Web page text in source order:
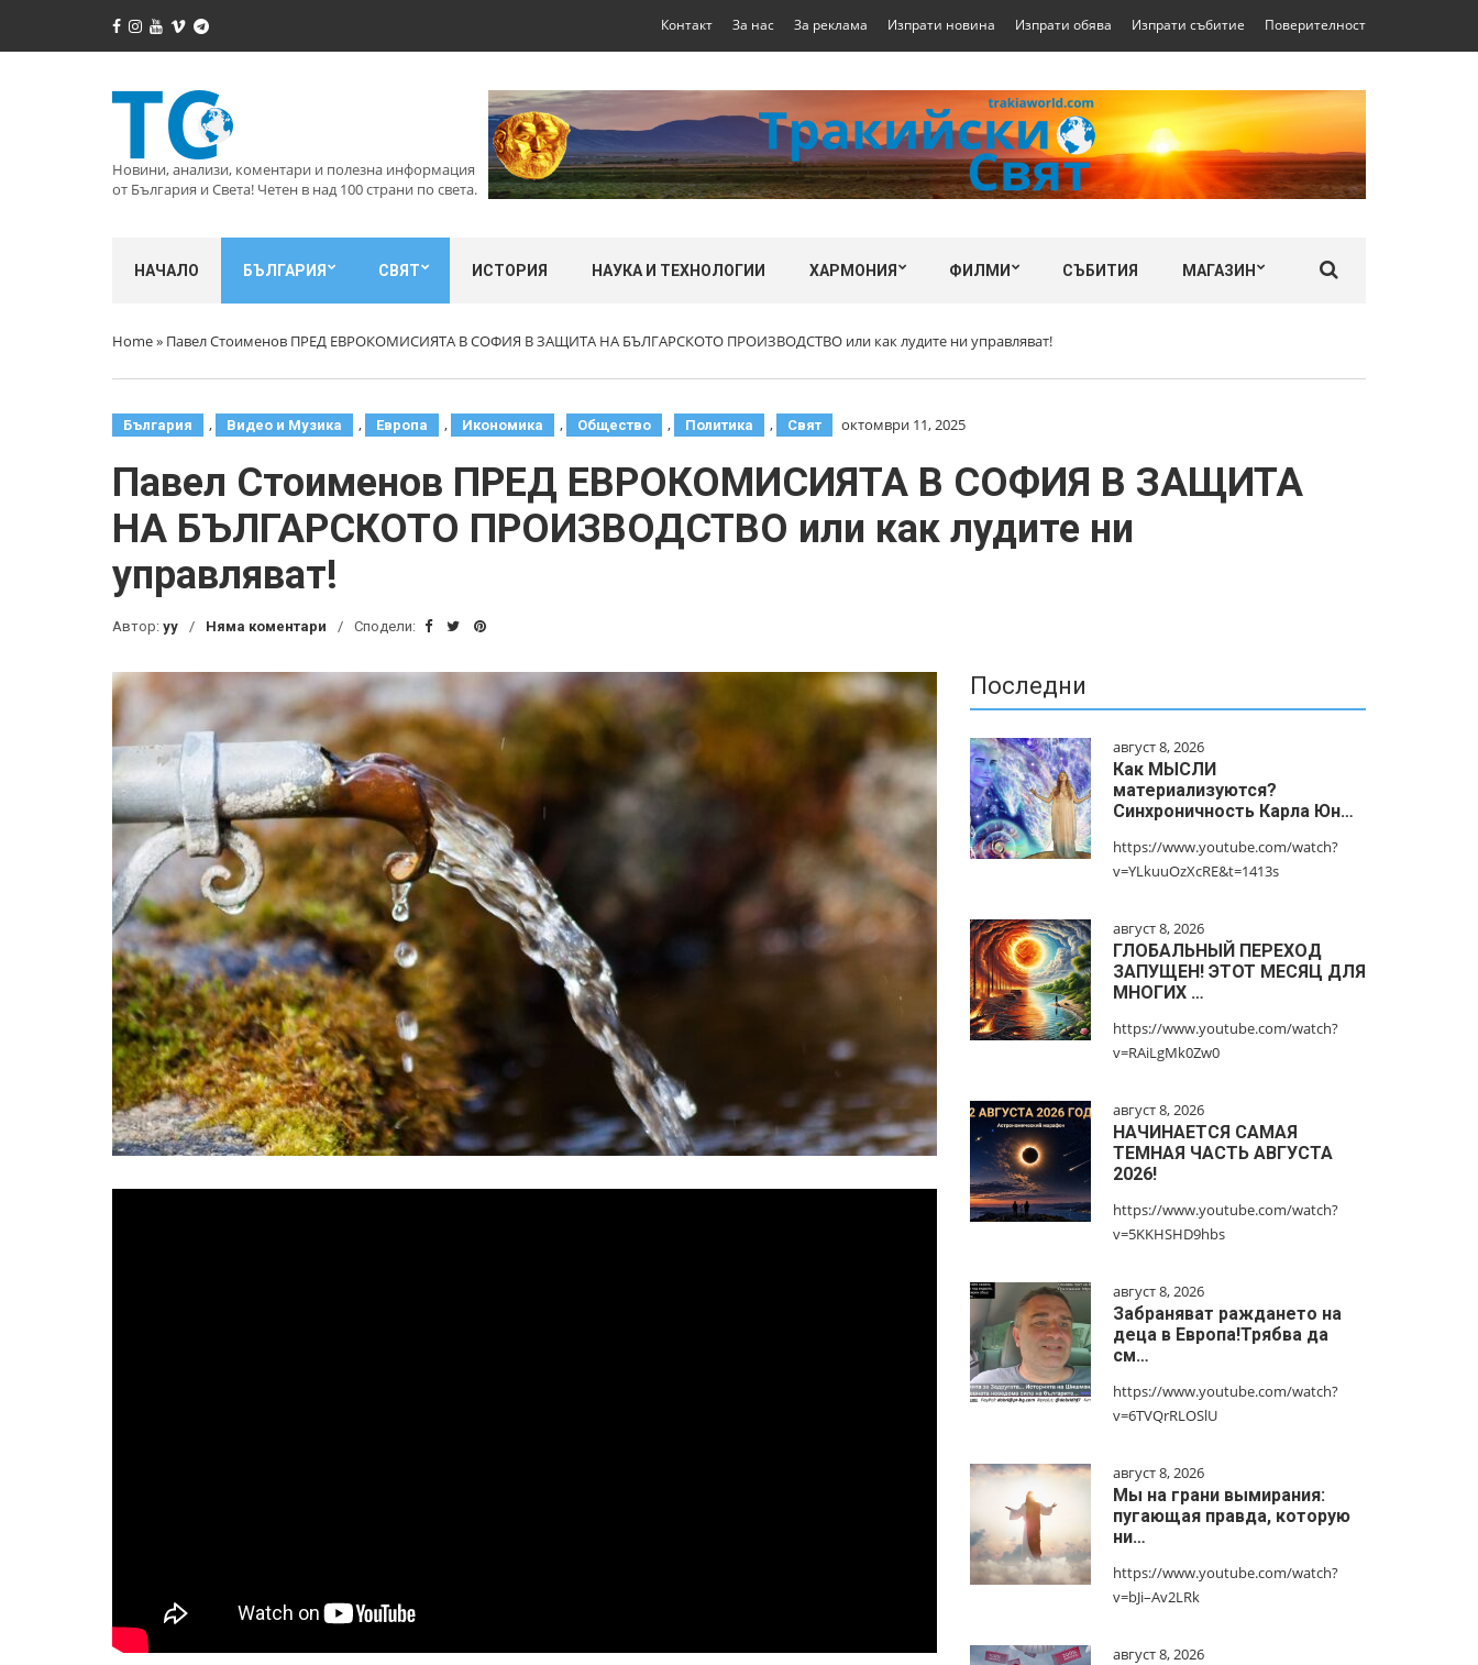
Контакт За нас За реклама Изпрати новина Изпрати обява Изпрати събитие Поверителност
Новини, анализи, коментари и полезна информация
от България и Света! Четен в над 100 страни по света.
НАЧАЛО БЪЛГАРИЯ СВЯТ ИСТОРИЯ НАУКА И ТЕХНОЛОГИИ ХАРМОНИЯ ФИЛМИ СЪБИТИЯ МАГАЗИН
Home» Павел Стоименов ПРЕД ЕВРОКОМИСИЯТА В СОФИЯ В ЗАЩИТА НА БЪЛГАРСКОТО ПРОИЗВОДСТВО или как лудите ни управляват!
България , Видео и Музика , Европа , Икономика , Общество , Политика , Свят октомври 11, 2025
Павел Стоименов ПРЕД ЕВРОКОМИСИЯТА В СОФИЯ В ЗАЩИТА
НА БЪЛГАРСКОТО ПРОИЗВОДСТВО или как лудите ни
управляват!
Автор: yy Няма коментари Сподели:
Последни
август 8, 2026
Как МЫСЛИ
материализуются?
Синхроничность Карла Юн…
https://www.youtube.com/watch?
v=YLkuuOzXcRE&t=1413s
август 8, 2026
ГЛОБАЛЬНЫЙ ПЕРЕХОД
ЗАПУЩЕН! ЭТОТ МЕСЯЦ ДЛЯ
МНОГИХ …
https://www.youtube.com/watch?
v=RAiLgMk0Zw0
август 8, 2026
НАЧИНАЕТСЯ САМАЯ
ТЕМНАЯ ЧАСТЬ АВГУСТА
2026!
https://www.youtube.com/watch?
v=5KKHSHD9hbs
август 8, 2026
Забраняват раждането на
деца в Европа!Трябва да
см…
https://www.youtube.com/watch?
v=6TVQrRLOSlU
август 8, 2026
Мы на грани вымирания:
пугающая правда, которую
ни…
https://www.youtube.com/watch?
v=bJi–Av2LRk
август 8, 2026